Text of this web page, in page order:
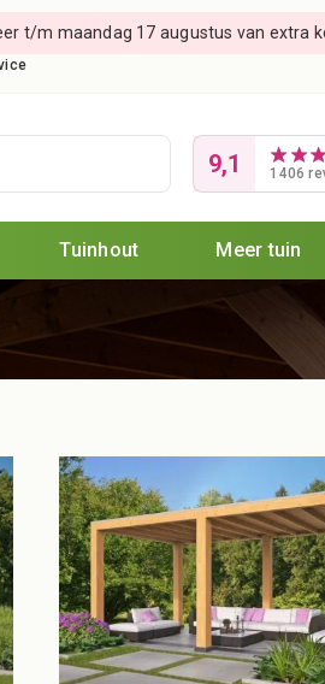
t/m maandag 17 augustus van extra
1406
9,1
Tuinhout Meer tuin